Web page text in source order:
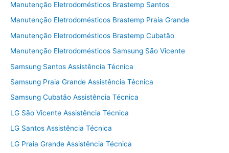
Manutenção Eletrodomésticos Brastemp Santos
Manutenção Eletrodomésticos Brastemp Praia Grande
Manutenção Eletrodomésticos Brastemp Cubatão
Manutenção Eletrodomésticos Samsung São Vicente
Samsung Santos Assistência Técnica
Samsung Praia Grande Assistência Técnica
Samsung Cubatão Assistência Técnica
LG São Vicente Assistência Técnica
LG Santos Assistência Técnica
LG Praia Grande Assistência Técnica